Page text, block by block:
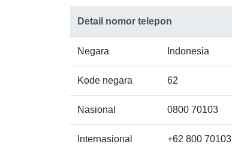
Detail nomor telepon
Negara Indonesia
Kode negara 62
Nasional 0800 70103
Internasional
+62 800 70103